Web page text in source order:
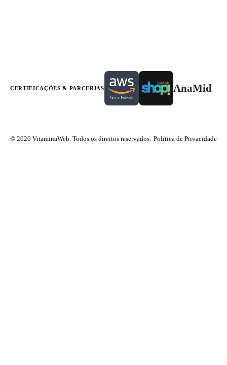
CERTIFICAÇÕES & PARCERIAS AnaMid
© 2026 VitaminaWeb. Todos os direitos reservados. Política de Privacidade